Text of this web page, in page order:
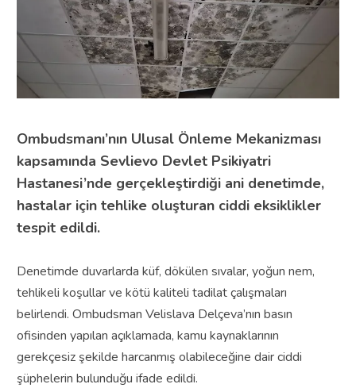
Ombudsmanı’nın Ulusal Önleme Mekanizması
kapsamında Sevlievo Devlet Psikiyatri
Hastanesi’nde gerçekleştirdiği ani denetimde,
hastalar için tehlike oluşturan ciddi eksiklikler
tespit edildi.
Denetimde duvarlarda küf, dökülen sıvalar, yoğun nem,
tehlikeli koşullar ve kötü kaliteli tadilat çalışmaları
belirlendi. Ombudsman Velislava Delçeva’nın basın
ofisinden yapılan açıklamada, kamu kaynaklarının
gerekçesiz şekilde harcanmış olabileceğine dair ciddi
şüphelerin bulunduğu ifade edildi.